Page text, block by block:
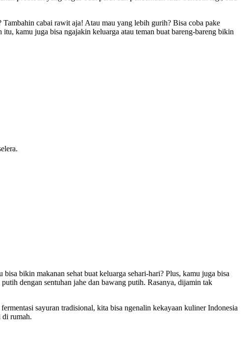
cabai rawit aja! Atau mau yang lebih gurih? Bisa coba pake
kamu juga bisa ngajakin keluarga atau teman buat bareng-bareng bikin
bikin makanan sehat buat keluarga sehari-hari? Plus, kamu juga bisa
dengan sentuhan jahe dan bawang putih. Rasanya, dijamin tak
sayuran tradisional, kita bisa ngenalin kekayaan kuliner Indonesia
di rumah.